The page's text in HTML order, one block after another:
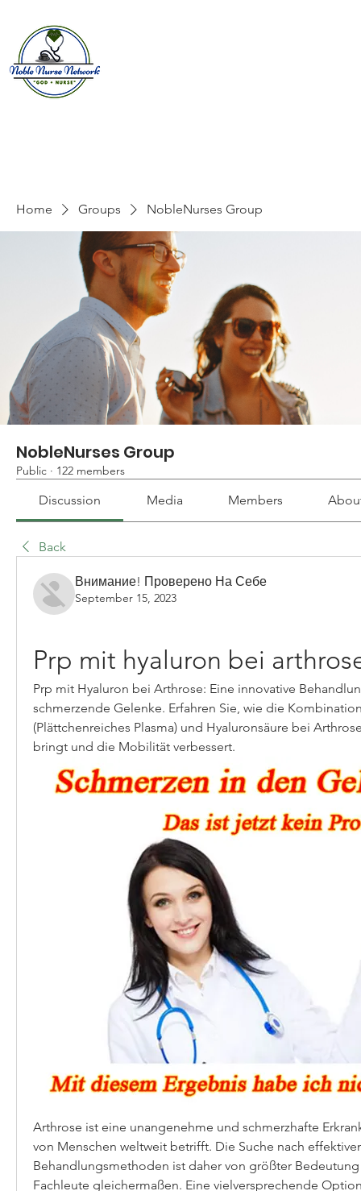
Home Groups NobleNurses Group
NobleNurses Group
Public · 122 members
Discussion Media Members
Back
Внимание! Проверено На Себе
September 15, 2023
Prp mit hyaluron bei
Prp mit Hyaluron bei Arthrose: Eine innovative
schmerzende Gelenke. Erfahren Sie, wie die
(Plättchenreiches Plasma) und Hyaluronsäure bei
bringt und die Mobilität verbessert.
Arthrose ist eine unangenehme und schmerzhafte
von Menschen weltweit betrifft. Die Suche nach
Behandlungsmethoden ist daher von größter
Fachleute gleichermaßen. Eine vielversprechende